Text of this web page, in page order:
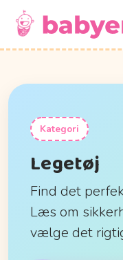
Kategori
Legetøj
Find det
Læs om
vælge det